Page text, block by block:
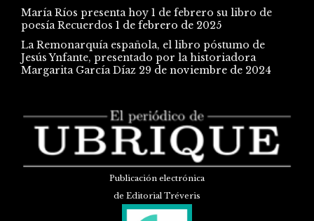
María Ríos presenta hoy 1 de febrero su libro de
poesía Recuerdos 1 de febrero de 2025
La Remonarquía española, el libro póstumo de
Jesús Ynfante, presentado por la historiadora
Margarita García Díaz 29 de noviembre de 2024
Publicación electrónica
de Editorial Tréveris